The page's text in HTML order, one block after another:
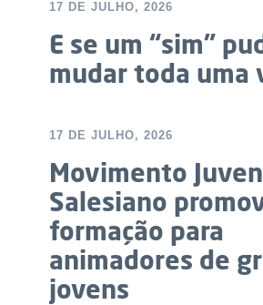
17 DE JULHO, 2026
E se um “sim”
mudar toda uma
17 DE JULHO, 2026
Movimento
Salesiano
formação para
animadores de
jovens